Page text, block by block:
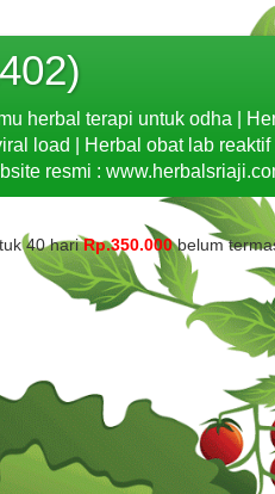
herbal terapi untuk odha |
load | Herbal obat lab
resmi :
40 hariRp.350.000belum